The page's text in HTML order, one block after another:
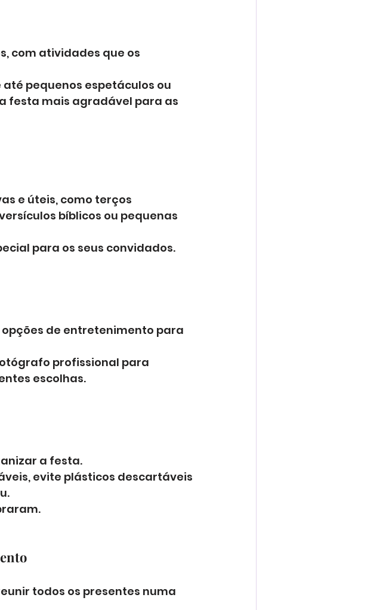
com atividades que os
pequenos espetáculos ou
festa mais agradável para as
e úteis, como terços
bíblicos ou pequenas
para os seus convidados.
de entretenimento para
profissional para
escolhas.
a festa.
evite plásticos descartáveis
todos os presentes numa